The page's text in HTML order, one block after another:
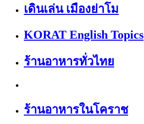
เดินเล่น เมืองย่าโม
KORAT English Topics
ร้านอาหารทั่วไทย
ร้านอาหารในโคราช